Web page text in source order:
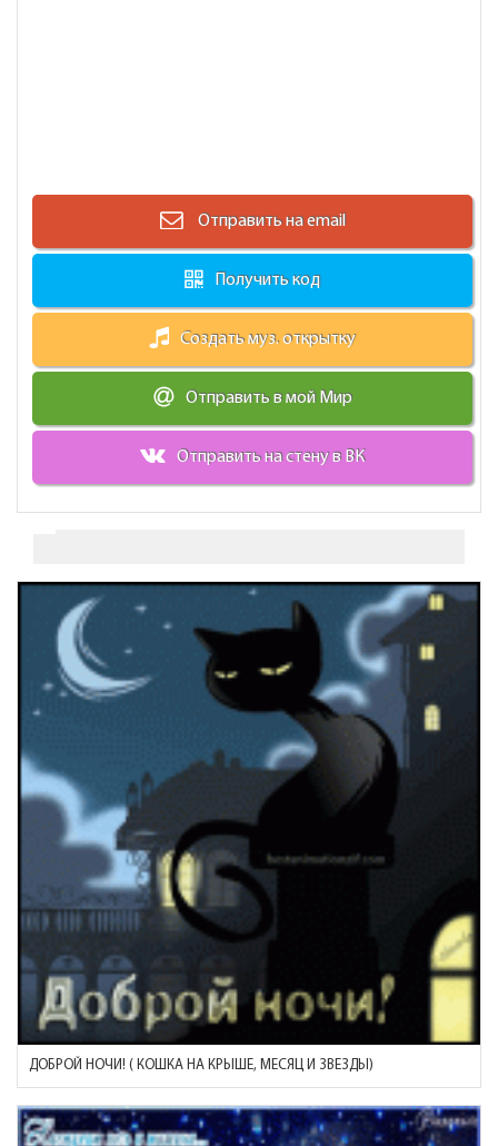
Отправить на email
Получить код
Создать муз. открытку
Отправить в мой Мир
Отправить на стену в ВК
ДОБРОЙ НОЧИ! ( КОШКА НА КРЫШЕ, МЕСЯЦ И ЗВЕЗДЫ)